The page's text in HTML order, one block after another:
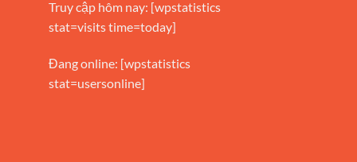
Truy cập hôm nay: [wpstatistics
stat=visits time=today]
Đang online: [wpstatistics
stat=usersonline]